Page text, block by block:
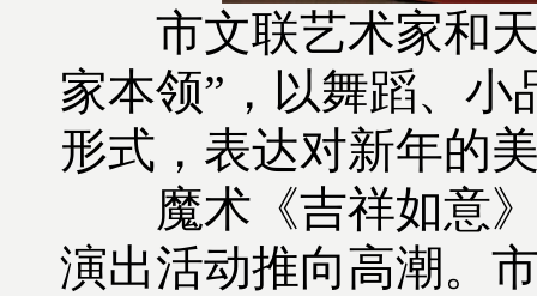
市文联艺术家和天
家本领”，以舞蹈、
形式，表达对新年的
魔术《吉祥如意》
演出活动推向高潮。